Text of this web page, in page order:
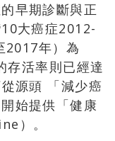
早期診斷與正
大癌症2012-
2017年）為
存活率則已經達
源頭 「減少癌
始提供「健康
）。